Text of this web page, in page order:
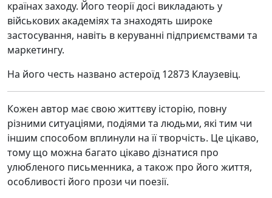
країнах заходу. Його теорії досі викладають у
військових академіях та знаходять широке
застосування, навіть в керуванні підприємствами та
маркетингу.
На його честь названо астероїд 12873 Клаузевіц.
Кожен автор має свою життєву історію, повну
різними ситуаціями, подіями та людьми, які тим чи
іншим способом вплинули на її творчість. Це цікаво,
тому що можна багато цікаво дізнатися про
улюбленого письменника, а також про його життя,
особливості його прози чи поезії.